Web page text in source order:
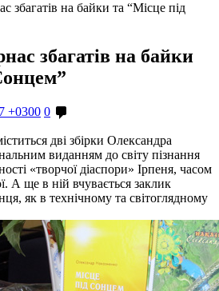
збагатів на байки та “Місце під
збагатів на байки
+0300 0
дві збірки Олександра
виданням до світу пізнання
«творчої діаспори» Ірпеня, часом
А ще в ній вчувається заклик
як в технічному та світоглядному